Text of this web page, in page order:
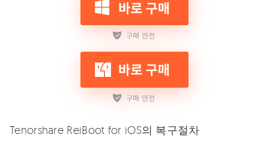
Tenorshare ReiBoot for iOS의 복구절차